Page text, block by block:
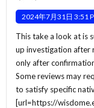
2024年7月31日 3:51
This take a look at is
up investigation after
only after
Some reviews may
to satisfy specific
[url=https://